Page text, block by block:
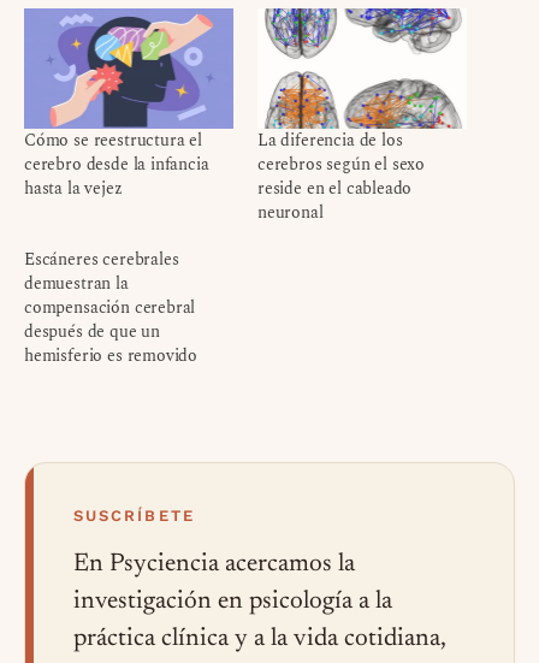
Cómo se reestructura el
cerebro desde la infancia
hasta la vejez
La diferencia de los
cerebros según el sexo
reside en el cableado
neuronal
Escáneres cerebrales
demuestran la
compensación cerebral
después de que un
hemisferio es removido
SUSCRÍBETE
En Psyciencia acercamos la
investigación en psicología a la
práctica clínica y a la vida cotidiana,